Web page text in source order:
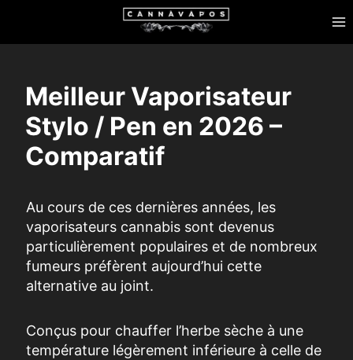
Meilleur Vaporisateur
Stylo / Pen en 2026 –
Comparatif
Au cours de ces dernières années, les
vaporisateurs cannabis sont devenus
particulièrement populaires et de nombreux
fumeurs préfèrent aujourd’hui cette
alternative au joint.
Conçus pour chauffer l’herbe sèche à une
température légèrement inférieure à celle de